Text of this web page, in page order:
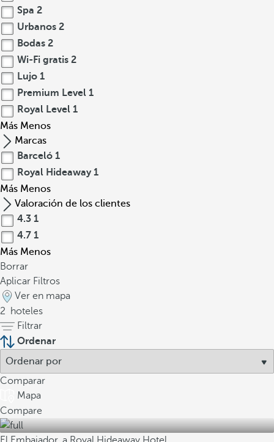
Spa 2
Urbanos 2
Bodas 2
Wi-Fi gratis 2
Lujo 1
Premium Level 1
Royal Level 1
Más Menos
Marcas
Barceló 1
Royal Hideaway 1
Más Menos
Valoración de los clientes
4.3 1
4.7 1
Más Menos
Borrar
Aplicar Filtros
Ver en mapa
2
hoteles
Filtrar
Ordenar
Comparar
Mapa
Compare